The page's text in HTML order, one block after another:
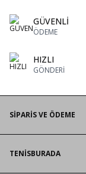
GÜVENLİ
ÖDEME
HIZLI
GÖNDERİ
SİPARİS VE ÖDEME
TENİSBURADA